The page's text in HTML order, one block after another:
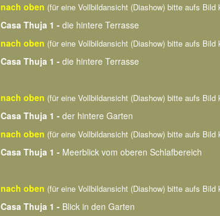
nach oben (für eine Vollbildansicht (Diashow) bitte aufs Bild
Casa Thuja 1 - die hintere Terrasse
nach oben (für eine Vollbildansicht (Diashow) bitte aufs Bild
Casa Thuja 1 - die hintere Terrasse
nach oben (für eine Vollbildansicht (Diashow) bitte aufs Bild
Casa Thuja 1 - der hintere Garten
nach oben (für eine Vollbildansicht (Diashow) bitte aufs Bild
Casa Thuja 1 - Meerblick vom oberen Schlafbereich
nach oben (für eine Vollbildansicht (Diashow) bitte aufs Bild
Casa Thuja 1 - Blick in den Garten